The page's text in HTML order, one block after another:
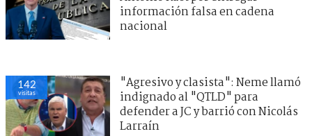
información falsa en cadena
nacional
142
visitas
"Agresivo y clasista": Neme llamó
indignado al "QTLD" para
defender a JC y barrió con Nicolás
Larraín